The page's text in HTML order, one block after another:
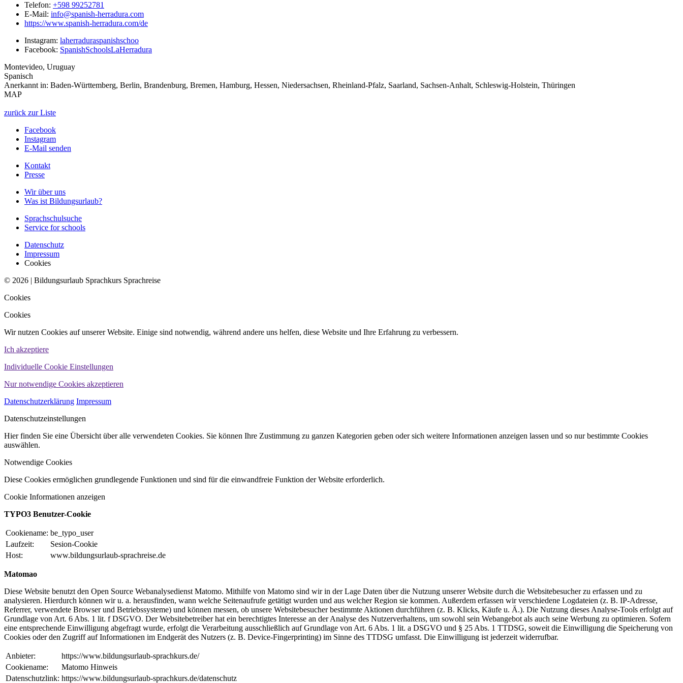
Telefon: +598 99252781
E-Mail: info@spanish-herradura.com
https://www.spanish-herradura.com/de
Instagram: laherraduraspanishschoo
Facebook: SpanishSchoolsLaHerradura
Montevideo, Uruguay
Spanisch
Anerkannt in: Baden-Württemberg, Berlin, Brandenburg, Bremen, Hamburg, Hessen, Niedersachsen, Rheinland-Pfalz, Saarland, Sachsen-Anhalt, Schleswig-Holstein, Thüringen
MAP
zurück zur Liste
Facebook
Instagram
E-Mail senden
Kontakt
Presse
Wir über uns
Was ist Bildungsurlaub?
Sprachschulsuche
Service for schools
Datenschutz
Impressum
Cookies
© 2026 | Bildungsurlaub Sprachkurs Sprachreise
Cookies
Cookies
Wir nutzen Cookies auf unserer Website. Einige sind notwendig, während andere uns helfen, diese Website und Ihre Erfahrung zu verbessern.
Ich akzeptiere
Individuelle Cookie Einstellungen
Nur notwendige Cookies akzeptieren
Datenschutzerklärung Impressum
Datenschutzeinstellungen
Hier finden Sie eine Übersicht über alle verwendeten Cookies. Sie können Ihre Zustimmung zu ganzen Kategorien geben oder sich weitere Informationen anzeigen lassen und so nur bestimmte Cookies
auswählen.
Notwendige Cookies
Diese Cookies ermöglichen grundlegende Funktionen und sind für die einwandfreie Funktion der Website erforderlich.
Cookie Informationen anzeigen
TYPO3 Benutzer-Cookie
Cookiename: be_typo_user
Laufzeit:
Sesion-Cookie
Host:
www.bildungsurlaub-sprachreise.de
Matomao
Diese Website benutzt den Open Source Webanalysedienst Matomo. Mithilfe von Matomo sind wir in der Lage Daten über die Nutzung unserer Website durch die Websitebesucher zu erfassen und zu
analysieren. Hierdurch können wir u. a. herausfinden, wann welche Seitenaufrufe getätigt wurden und aus welcher Region sie kommen. Außerdem erfassen wir verschiedene Logdateien (z. B. IP-Adresse,
Referrer, verwendete Browser und Betriebssysteme) und können messen, ob unsere Websitebesucher bestimmte Aktionen durchführen (z. B. Klicks, Käufe u. Ä.). Die Nutzung dieses Analyse-Tools erfolgt auf
Grundlage von Art. 6 Abs. 1 lit. f DSGVO. Der Websitebetreiber hat ein berechtigtes Interesse an der Analyse des Nutzerverhaltens, um sowohl sein Webangebot als auch seine Werbung zu optimieren. Sofern
eine entsprechende Einwilligung abgefragt wurde, erfolgt die Verarbeitung ausschließlich auf Grundlage von Art. 6 Abs. 1 lit. a DSGVO und § 25 Abs. 1 TTDSG, soweit die Einwilligung die Speicherung von
Cookies oder den Zugriff auf Informationen im Endgerät des Nutzers (z. B. Device-Fingerprinting) im Sinne des TTDSG umfasst. Die Einwilligung ist jederzeit widerrufbar.
Anbieter:
https://www.bildungsurlaub-sprachkurs.de/
Cookiename:
Matomo Hinweis
Datenschutzlink: https://www.bildungsurlaub-sprachkurs.de/datenschutz